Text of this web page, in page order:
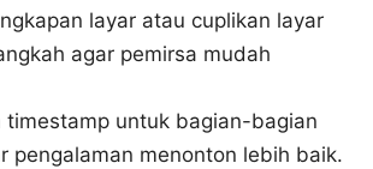
layar atau cuplikan layar
agar pemirsa mudah
timestamp untuk bagian-bagian
pengalaman menonton lebih baik.